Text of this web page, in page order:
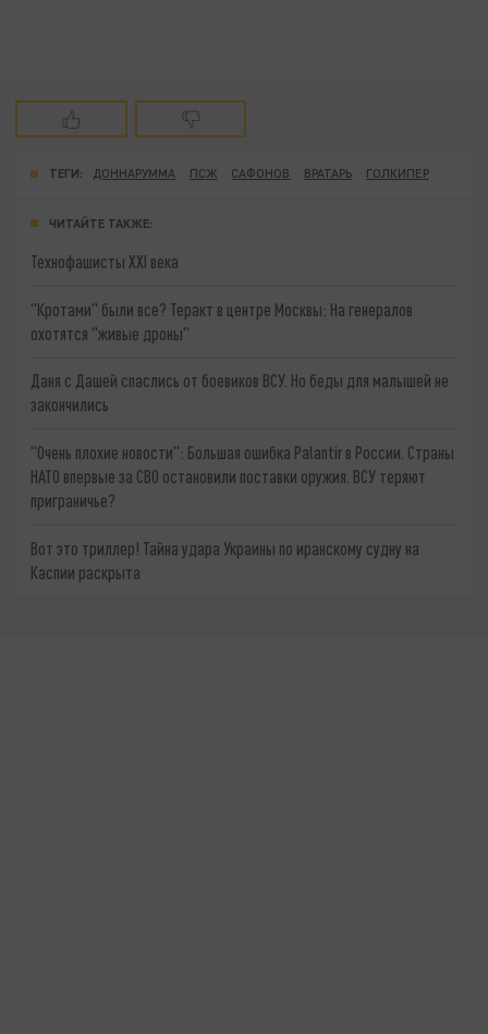
ТЕГИ: ДОННАРУММА ПСЖ САФОНОВ ВРАТАРЬ ГОЛКИПЕР
ЧИТАЙТЕ ТАКЖЕ:
Технофашисты XXI века
"Кротами" были все? Теракт в центре Москвы: На генералов
охотятся "живые дроны"
Даня с Дашей спаслись от боевиков ВСУ. Но беды для малышей не
закончились
"Очень плохие новости": Большая ошибка Palantir в России. Страны
НАТО впервые за СВО остановили поставки оружия. ВСУ теряют
приграничье?
Вот это триллер! Тайна удара Украины по иранскому судну на
Каспии раскрыта